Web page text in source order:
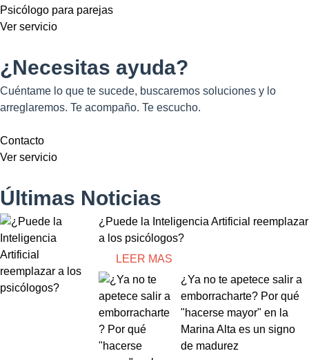
Psicólogo para parejas
Ver servicio
¿Necesitas ayuda?
Cuéntame lo que te sucede, buscaremos soluciones y lo
arreglaremos. Te acompaño. Te escucho.
Contacto
Ver servicio
Últimas Noticias
¿Puede la Inteligencia Artificial reemplazar
a los psicólogos?
LEER MAS
¿Ya no te apetece salir a
emborracharte? Por qué
"hacerse mayor" en la
Marina Alta es un signo
de madurez